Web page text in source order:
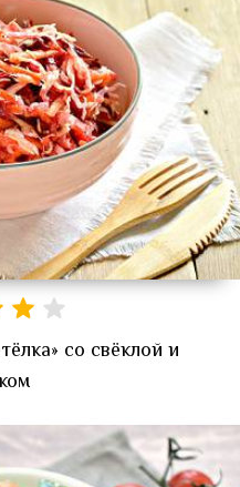
со свёклой и